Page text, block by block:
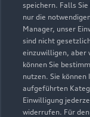
speichern. Falls
nur die
Manager, unser
sind nicht
einzuwilligen, aber
können Sie
nutzen. Sie
aufgeführten
Einwilligung
widerrufen. Für
Damit Ihr Audi
passende
Zur Audi